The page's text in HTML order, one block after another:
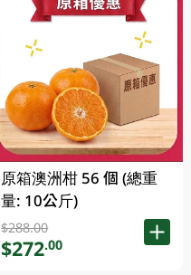
原箱澳洲柑 56 個 (總重
量: 10公斤)
$288.00
$272.00